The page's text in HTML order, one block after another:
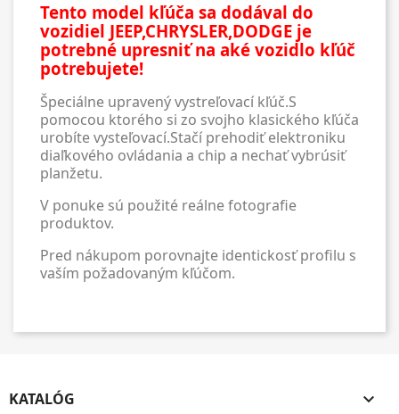
Tento model kľúča sa dodával do
vozidiel JEEP,CHRYSLER,DODGE je
potrebné upresniť na aké vozidlo kľúč
potrebujete!
Špeciálne upravený vystreľovací kľúč.S
pomocou ktorého si zo svojho klasického kľúča
urobíte vysteľovací.Stačí prehodiť elektroniku
diaľkového ovládania a chip a nechať vybrúsiť
planžetu.
V ponuke sú použité reálne fotografie
produktov.
Pred nákupom porovnajte identickosť profilu s
vaším požadovaným kľúčom.
KATALÓG 